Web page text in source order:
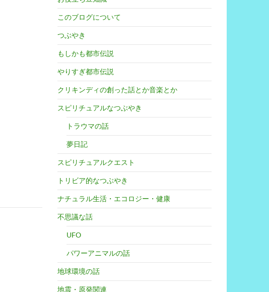
このブログについて
つぶやき
もしかも都市伝説
やりすぎ都市伝説
クリキンディの創った話とか音楽とか
スピリチュアルなつぶやき
トラウマの話
夢日記
スピリチュアルクエスト
トリビア的なつぶやき
ナチュラル生活・エコロジー・健康
不思議な話
UFO
パワーアニマルの話
地球環境の話
地震・原発関連